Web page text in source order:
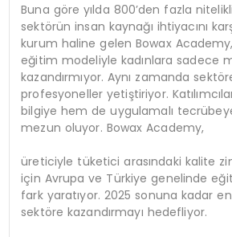
Buna göre yılda 800’den fazla
sektörün insan kaynağı ihtiyacını
kurum haline gelen Bowax
eğitim modeliyle kadınlara sadece
kazandırmıyor. Aynı zamanda
profesyoneller yetiştiriyor.
bilgiye hem de uygulamalı
mezun oluyor. Bowax Academy,
üreticiyle tüketici arasındaki kalite
için Avrupa ve Türkiye genelinde
fark yaratıyor. 2025 sonuna kadar en
sektöre kazandırmayı hedefliyor.